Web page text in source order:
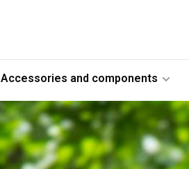
Accessories and components